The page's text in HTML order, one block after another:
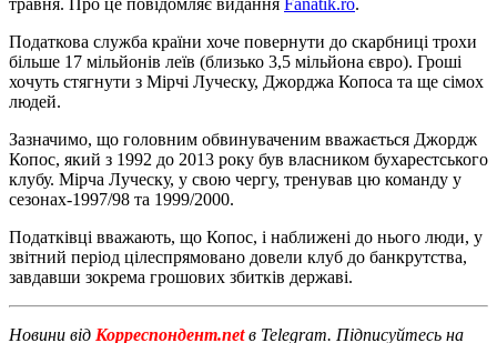
Податкова служба країни хоче повернути до скарбниці трохи
більше 17 мільйонів леїв (близько 3,5 мільйона євро). Гроші
хочуть стягнути з Мірчі Луческу, Джорджа Копоса та ще сімох
людей.
Зазначимо, що головним обвинуваченим вважається Джордж
Копос, який з 1992 до 2013 року був власником бухарестського
клубу. Мірча Луческу, у свою чергу, тренував цю команду у
сезонах-1997/98 та 1999/2000.
Податківці вважають, що Копос, і наближені до нього люди, у
звітний період цілеспрямовано довели клуб до банкрутства,
завдавши зокрема грошових збитків державі.
Новини від Корреспондент.netв Telegram. Підписуйтесь на